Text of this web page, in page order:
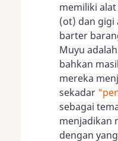
memiliki
(ot) dan gigi
barter
Muyu
bahkan
mereka
sekadar
sebagai
menjadikan
dengan